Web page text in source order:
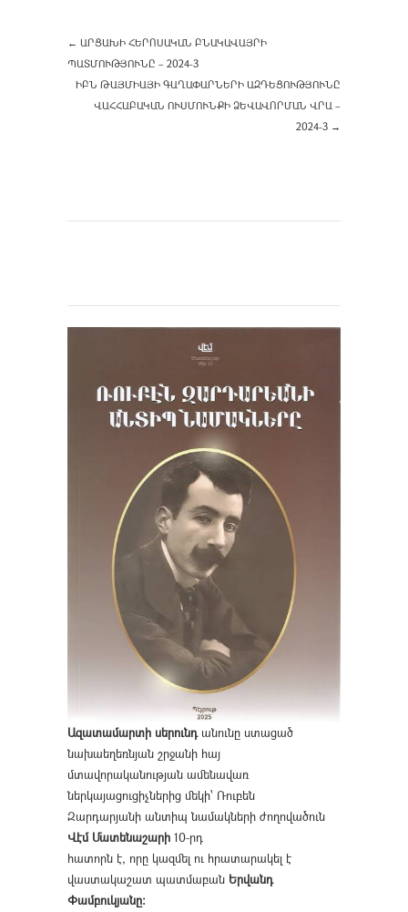
← ԱՐՑԱԽԻ ՀԵՐՈՍԱԿԱՆ ԲՆԱԿԱՎԱՅՐԻ
ՊԱՏՄՈՒԹՅՈՒՆԸ – 2024-3
ԻԲՆ ԹԱՅՄԻԱՅԻ ԳԱՂԱՓԱՐՆԵՐԻ ԱԶԴԵՑՈՒԹՅՈՒՆԸ
ՎԱՀՀԱԲԱԿԱՆ ՈՒՍՄՈՒՆՔԻ ՁԵՎԱՎՈՐՄԱՆ ՎՐԱ –
2024-3 →
Ազատամարտի սերունդանունը ստացած
նախաեղեռնյան շրջանի հայ
մտավորականության ամենավառ
ներկայացուցիչներից մեկի՝ Ռուբեն
Զարդարյանի անտիպ նամակների ժողովածուն
Վէմ Մատենաշարի 10-րդ
հատորն է, որը կազմել ու հրատարակել է
վաստակաշատ պատմաբան Երվանդ
Փամբուկյանը։